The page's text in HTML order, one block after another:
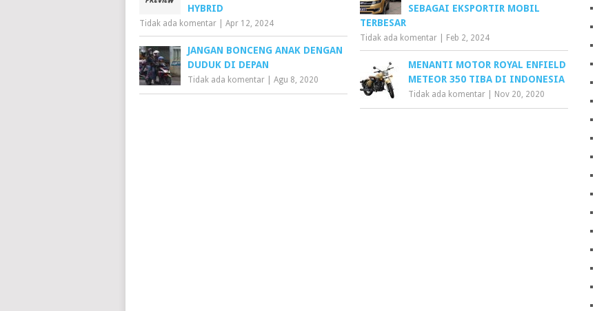
HYBRID
Tidak ada komentar Apr 12, 2024
SEBAGAI EKSPORTIR MOBIL
TERBESAR
Tidak ada komentar Feb 2, 2024
JANGAN BONCENG ANAK DENGAN
DUDUK DI DEPAN
Tidak ada komentar Agu 8, 2020
MENANTI MOTOR ROYAL ENFIELD
METEOR 350 TIBA DI INDONESIA
Tidak ada komentar Nov 20, 2020